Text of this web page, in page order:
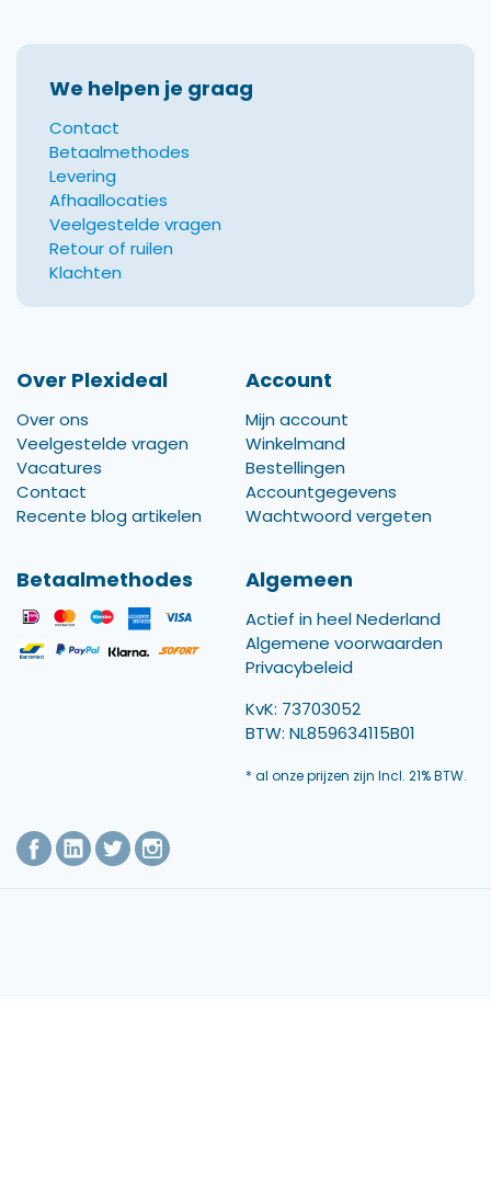
We helpen je graag
Contact
Betaalmethodes
Levering
Afhaallocaties
Veelgestelde vragen
Retour of ruilen
Klachten
Over Plexideal
Over ons
Veelgestelde vragen
Vacatures
Contact
Recente blog artikelen
Account
Mijn account
Winkelmand
Bestellingen
Accountgegevens
Wachtwoord vergeten
Betaalmethodes Algemeen
Actief in heel Nederland
Algemene voorwaarden
Privacybeleid
KvK: 73703052
BTW: NL859634115B01
* al onze prijzen zijn Incl. 21% BTW.